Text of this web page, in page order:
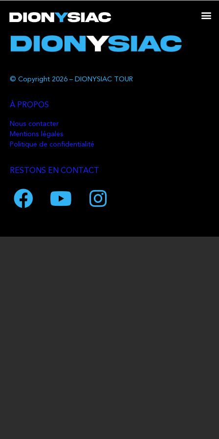
© Copyright 2026 – DIONYSIAC TOUR
À PROPOS
Nous contacter
Mentions légales
Politique de confidentialité
RESTONS EN CONTACT